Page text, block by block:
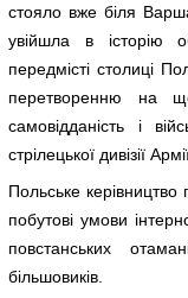
стояло вже біля
увійшла в історію
передмісті столиці
перетворенню на
самовідданість і
стрілецької дивізії
Польське
побутові умови
повстанських
більшовиків.